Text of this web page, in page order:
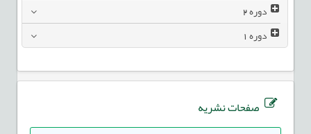
دوره2
دوره1
صفحات نشریه